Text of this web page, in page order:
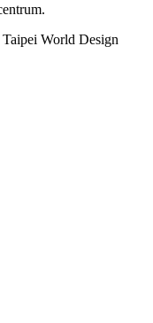
World Design